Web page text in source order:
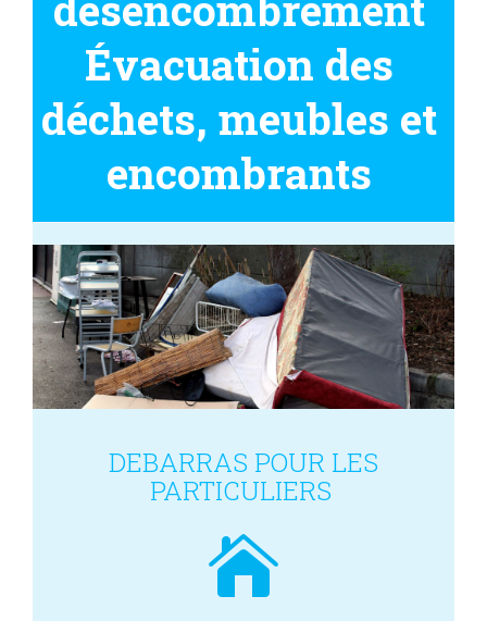
Évacuation des
déchets, meubles et
encombrants
DEBARRAS POUR LES
PARTICULIERS